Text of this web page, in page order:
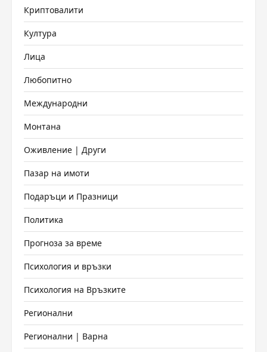
Криптовалити
Култура
Лица
Любопитно
Международни
Монтана
Оживление | Други
Пазар на имоти
Подаръци и Празници
Политика
Прогноза за време
Психология и връзки
Психология на Връзките
Регионални
Регионални | Варна